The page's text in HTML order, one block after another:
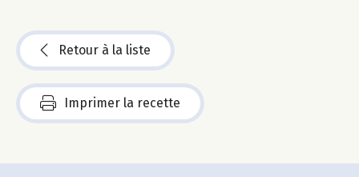
Retour à la liste
Imprimer la recette